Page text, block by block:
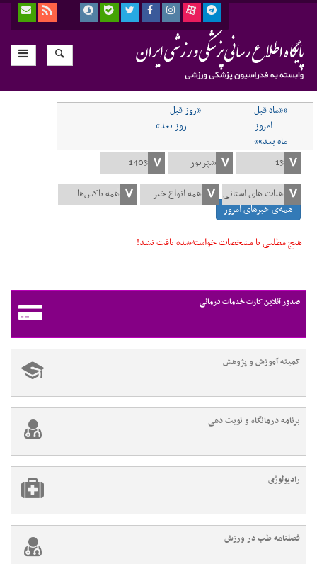
««ماه قبل
«روز قبل
امروز
روز بعد»
ماه بعد»»
همه‌ی خبرهای امروز
هیچ مطلبی با مشخصات خواسته‌شده یافت نشد!
صدور آنلاین کارت خدمات درمانی
کمیته آموزش و پژوهش
برنامه درمانگاه و نوبت دهی
رادیولوژی
فصلنامه طب در ورزش